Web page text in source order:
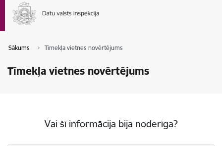
Sākums Tīmekļa vietnes novērtējums
Tīmekļa vietnes novērtējums
Vai šī informācija bija noderīga?